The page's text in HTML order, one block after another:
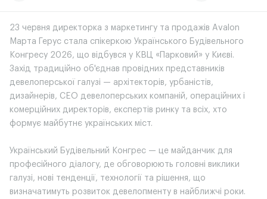
23 червня директорка з маркетингу та продажів Avalon
Марта Герус стала спікеркою Українського Будівельного
Конгресу 2026, що відбувся у КВЦ «Парковий» у Києві.
Захід традиційно об'єднав провідних представників
девелоперської галузі — архітекторів, урбаністів,
дизайнерів, CEO девелоперських компаній, операційних і
комерційних директорів, експертів ринку та всіх, хто
формує майбутнє українських міст.
Український Будівельний Конгрес — це майданчик для
професійного діалогу, де обговорюють головні виклики
галузі, нові тенденції, технології та рішення, що
визначатимуть розвиток девелопменту в найближчі роки.